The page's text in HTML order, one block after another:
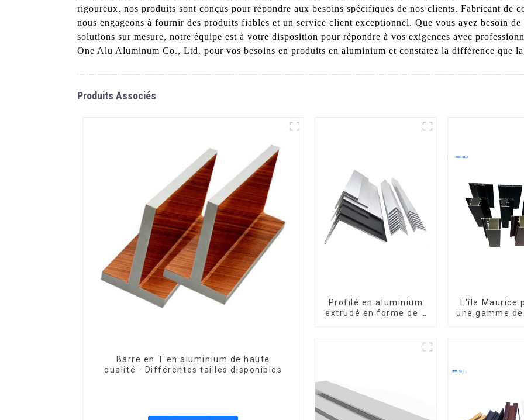
rigoureux, nos produits sont conçus pour répondre aux besoins spécifiques de nos clients. Fabricant de
nous engageons à fournir des produits fiables et un service client exceptionnel. Que vous ayez besoin
solutions sur mesure, notre équipe est à votre disposition pour répondre à vos exigences avec
One Alu Aluminum Co., Ltd. pour vos besoins en produits en aluminium et constatez la différence que
Produits Associés
Barre en T en aluminium de haute
qualité - Différentes tailles disponibles
Profilé en aluminium
extrudé en forme de L
L'île Maurice
une gamme